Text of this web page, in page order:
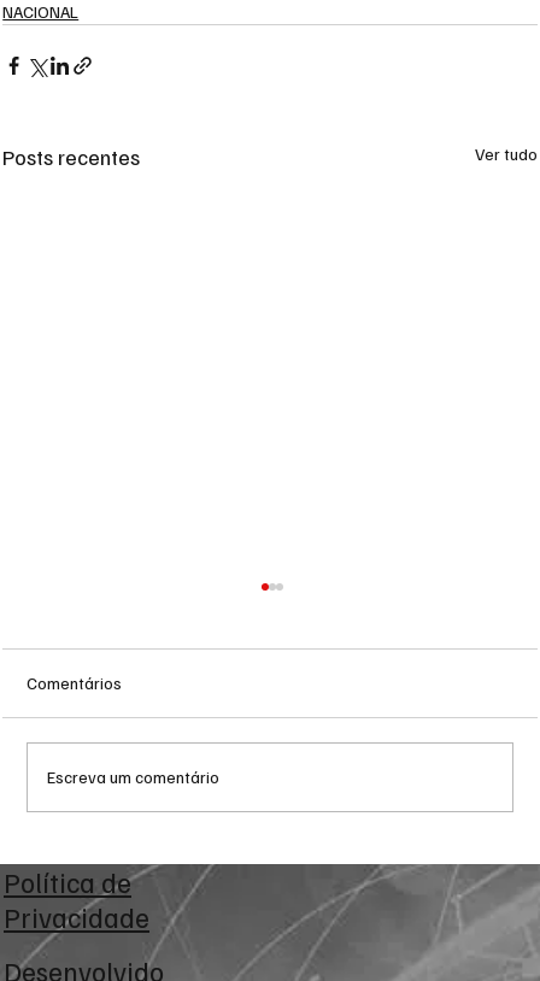
NACIONAL
Posts recentes Ver tudo
Zema declara R$ 178,7 milhões ao TSE e
registra alta patrimonial antes de disputa
presidencial
Comentários
Escreva um comentário
Política de
Privacidade
Desenvolvido